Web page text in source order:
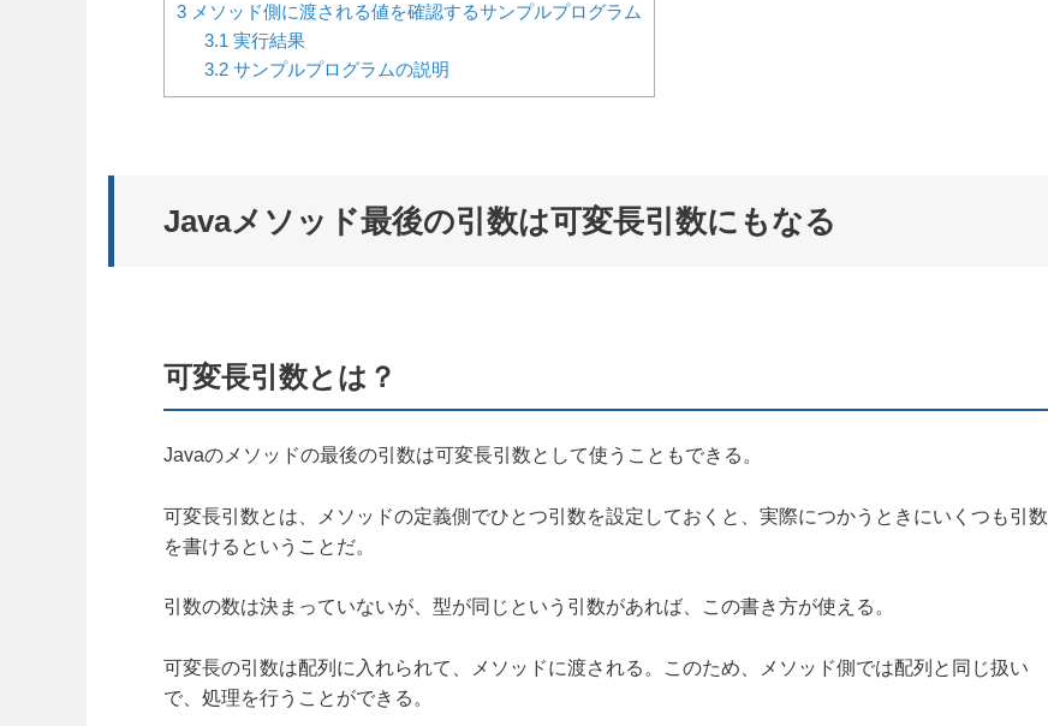
3 メソッド側に渡される値を確認するサンプルプログラム
3.1実行結果
3.2サンプルプログラムの説明
Javaメソッド最後の引数は可変長引数にもなる
可変長引数とは？
Javaのメソッドの最後の引数は可変長引数として使うこともできる。
可変長引数とは、メソッドの定義側でひとつ引数を設定しておくと、実際につかうときにいくつも引数
を書けるということだ。
引数の数は決まっていないが、型が同じという引数があれば、この書き方が使える。
可変長の引数は配列に入れられて、メソッドに渡される。このため、メソッド側では配列と同じ扱い
で、処理を行うことができる。